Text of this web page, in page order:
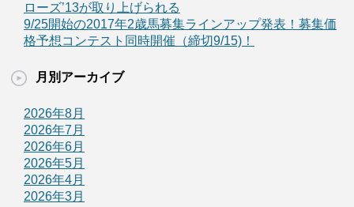
ローズ’13が取り上げられる
9/25開始の2017年2歳馬募集ラインアップ発表！募集価
格予想コンテスト同時開催（締切9/15)！
月別アーカイブ
2026年8月
2026年7月
2026年6月
2026年5月
2026年4月
2026年3月